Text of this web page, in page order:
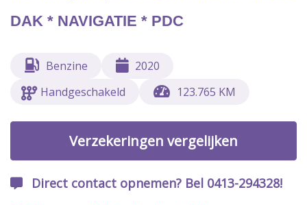
DAK * NAVIGATIE * PDC
Benzine
2020
Handgeschakeld
123.765 KM
Verzekeringen vergelijken
Direct contact opnemen? Bel 0413-294328!